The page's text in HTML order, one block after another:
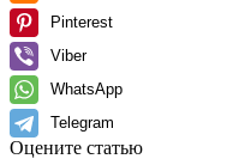
Pinterest
Viber
WhatsApp
Telegram
Оцените статью